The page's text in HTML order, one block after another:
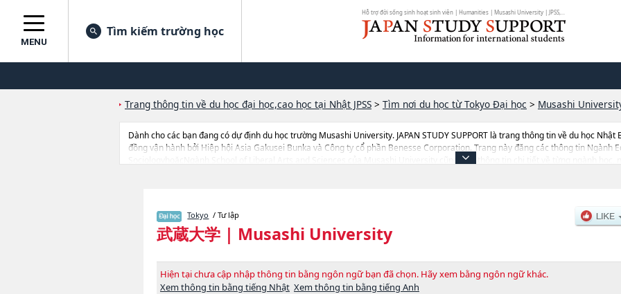
Hỗ trợ đời sống sinh hoạt sinh viên | Humanities | Musashi University | JPSS,...
MENU
Tìm kiếm trường học
Trang thông tin về du học đại học,cao học tại Nhật JPSS > Tìm nơi du học từ Tokyo Đại học > Musashi
Dành cho các bạn đang có dự định du học trường Musashi University. JAPAN STUDY SUPPORT là trang thông tin về du học
đồng vận hành bởi Hiệp hội Asia Gakusei Bunka và Công ty cổ phần Benesse Corporation. Trang này đăng các thông tin Ngành
SociologyhoặcNgành School of Liberal Arts and Sciences của Musashi University cũng như thông tin chi tiết về từng ngành
Tokyo / Tư lập
武蔵大学 | Musashi University
Hiện tại chưa cập nhập thông tin bằng ngôn ngữ bạn đã chọn. Hãy xem bằng ngôn ngữ khác.
Xem thông tin bằng tiếng Nhật Xem thông tin bằng tiếng Anh